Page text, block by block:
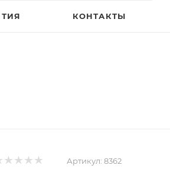
КОНТАКТЫ
Артикул: 8362